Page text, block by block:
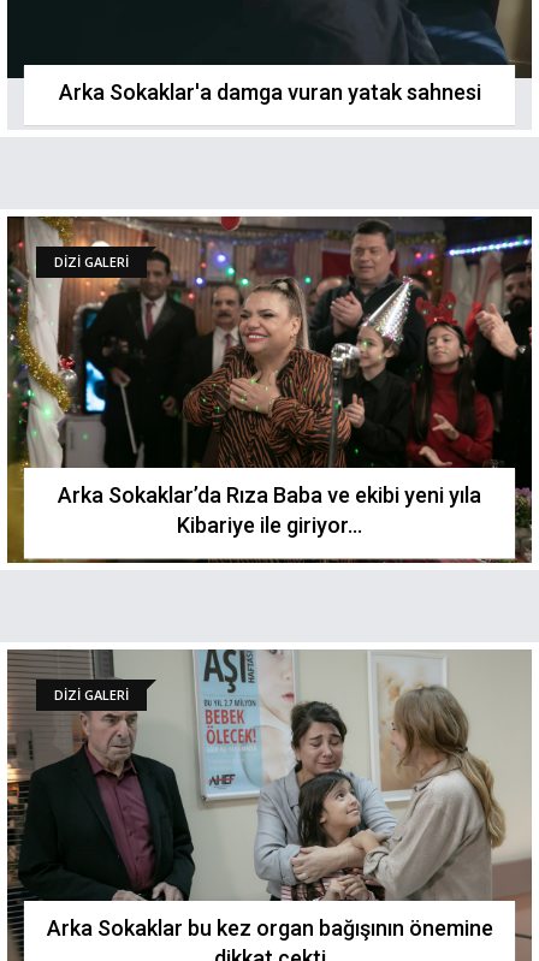
Arka Sokaklar'a damga vuran yatak sahnesi
DİZİ GALERİ
Arka Sokaklar’da Rıza Baba ve ekibi yeni yıla
Kibariye ile giriyor...
DİZİ GALERİ
Arka Sokaklar bu kez organ bağışının önemine